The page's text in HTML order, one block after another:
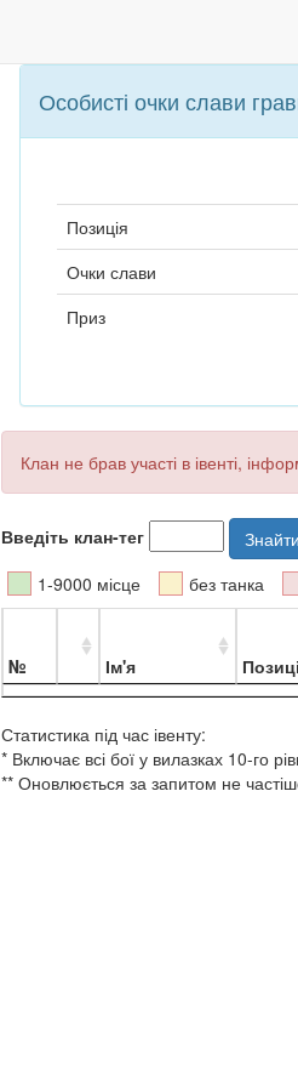
Особисті очки слави
Позиція
Очки слави
Приз
Клан не брав участі в івенті,
Введіть клан-тег Знайти
1-9000 місце
без танка
№ Ім'я
Статистика під час івенту:
* Включає всі бої у вилазках 10-го
** Оновлюється за запитом не